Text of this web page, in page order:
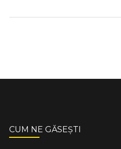
CUM NE GĂSEȘTI